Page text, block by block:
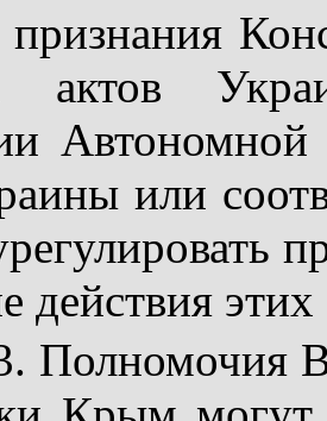
признания
актов
или
действия этих
Полномочия